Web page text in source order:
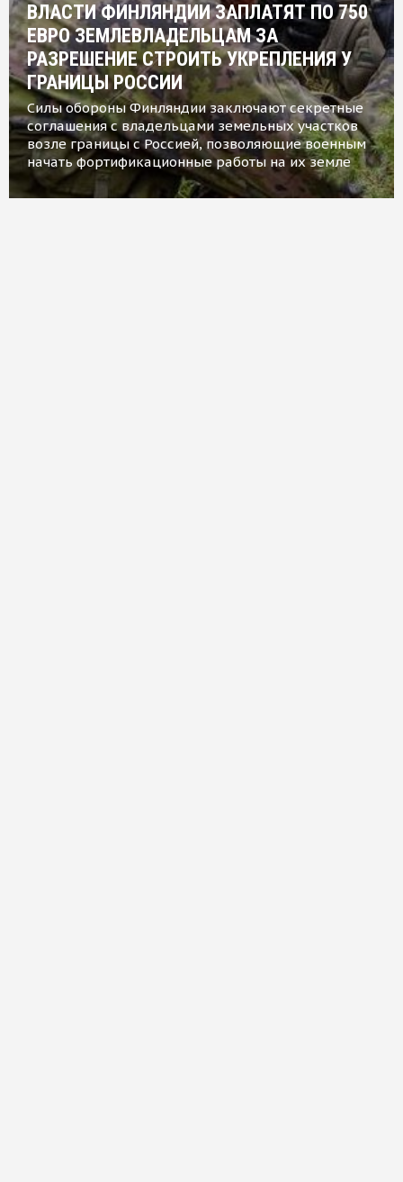
ВЛАСТИ ФИНЛЯНДИИ ЗАПЛАТЯТ ПО 750
ЕВРО ЗЕМЛЕВЛАДЕЛЬЦАМ ЗА
РАЗРЕШЕНИЕ СТРОИТЬ УКРЕПЛЕНИЯ У
ГРАНИЦЫ РОССИИ
Силы обороны Финляндии заключают секретные
соглашения с владельцами земельных участков
возле границы с Россией, позволяющие военным
начать фортификационные работы на их земле